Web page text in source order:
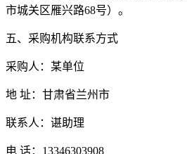
市城关区雁兴路68号）。
五、采购机构联系方式
采购人：某单位
地 址：甘肃省兰州市
联系人：谌助理
电 话： 13346303908